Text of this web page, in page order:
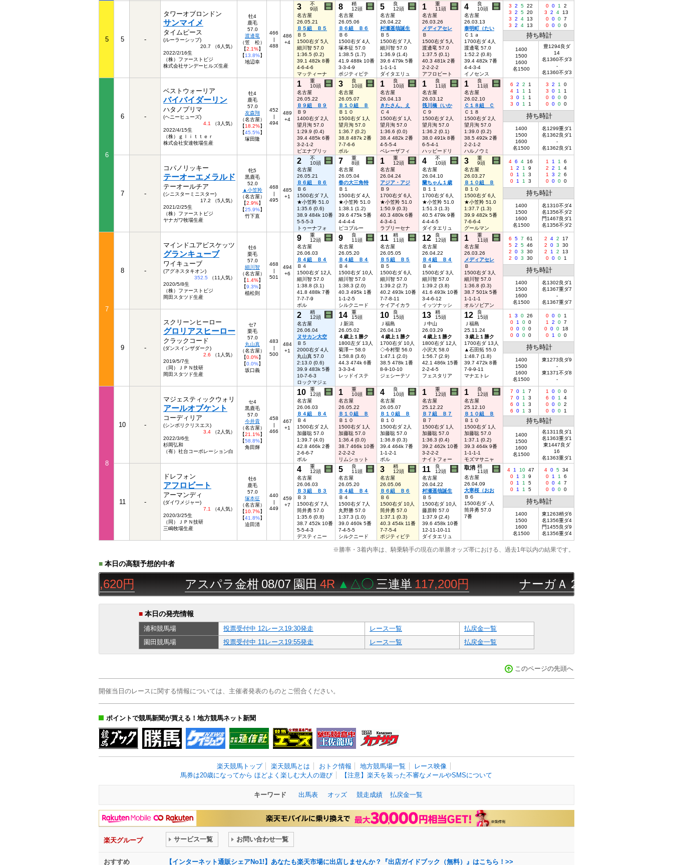
5 5 -
タワーオブロンドン
サンマイメ
タイムピース
(ルーラーシップ)
20.7 （6人気）
2022/2/16生
（株）ファーストビジ
株式会社サンデーヒルズ生産
牡4
鹿毛
57.0
渡邊竜
（笠 松）
【2.1%】
【13.8%】
地辺幸
466
|
488
486
+4
3
不
9頭
名古屋
26.05.21
Ｂ５組 Ｂ５
Ｂ５
1500右ダ 5人
細川智 57.0
1:36.5 (0.2)
39.1 482k 8番
4-6-4-6
マッティーナ
8
稍
12頭
名古屋
26.05.06
Ｂ６組 Ｂ６
Ｂ６
1500右ダ 4人
塚本征 57.0
1:38.5 (1.7)
41.9 488k 10番
3-3-4-9
ポジティビテ
5
良
12頭
名古屋
26.04.22
村瀬遥哉誕生
Ｂ５
1500右ダ 7人
細川智 57.0
1:36.9 (1.4)
39.6 479k 5番
1-1-1-1
ダイタエリュ
1
重
11頭
名古屋
26.03.26
メディアセレ
Ｂ
1500右ダ 5人
渡邊竜 57.0
1:37.5 (0.1)
40.3 481k 2番
2-2-2-2
アフロビート
4
良
10頭
名古屋
26.03.13
泰明町（たい
Ｃ１ａ
1700右ダ 4人
渡邊竜 57.0
1:52.2 (0.8)
39.4 482k 7番
4-4-3-4
イノセンス
3 2 5 22
3
2 5 20
3
2 4
13
3
2 4 13
0 0 1
2
3
2 4
13
0 0 0 7
0 0 0 0
持ち時計
1400
1500
1600
名1500
豊1294良ダ
14
名1360不ダ3
-
名1360不ダ3
6
6 -
ベストウォーリア
バイバイダーリン
ハタノプリマ
(ヘニーヒューズ)
4.1
（3人気）
2022/4/15生
（株）ｇｌｉｔｔｅｒ
株式会社安達牧場生産
牡4
鹿毛
57.0
友森翔
（名古屋）
【18.2%】
【45.5%】
塚田隆
452
|
494
489
+4
1
重
10頭
名古屋
26.05.22
Ｂ９組 Ｂ９
Ｂ９
1400右ダ 2人
望月洵 57.0
1:29.9 (0.4)
39.4 485k 6番
3-2-1-2
ピエナブリッ
3
良
10頭
名古屋
26.05.07
Ｂ１０組 Ｂ
Ｂ１０
1500右ダ 1人
望月洵 57.0
1:36.7 (0.2)
38.8 487k 2番
7-7-6-6
ボル
1
良
10頭
名古屋
26.04.13
きたさん、え
Ｃ４
1500右ダ 1人
望月洵 57.0
1:36.6 (0.0)
38.4 482k 2番
4-5-5-4
ベレーザフィ
1
良
11頭
名古屋
26.03.12
筏川橋（いか
Ｃ９
1500右ダ 2人
望月洵 57.0
1:36.2 (0.1)
38.0 491k 8番
6-5-4-1
ハッピードリ
1
良
11頭
名古屋
26.02.10
Ｃ１８組 Ｃ
Ｃ１８
1500右ダ 2人
望月洵 57.0
1:39.0 (0.2)
38.5 492k 2番
2-2-1-2
ハルノウミ
6 2 2
1
4
1 1
1
3
0 1
1
3
0 1 1
3 2 1
0
3
0 1
1
0 0 0 0
0 0 0 0
持ち時計
1400
1500
1600
名1500
名1299重ダ1
名1362良ダ1
-
名1362良ダ1
7 -
コパノリッキー
テーオーエメラルド
テーオールチア
(シニスターミニスター)
17.2 （5人気）
2021/2/25生
（株）ファーストビジ
ヤナガワ牧場生産
牝5
黒鹿毛
52.0
▲小笠羚
（名古屋）
【2.9%】
【25.9%】
竹下直
468
|
495
485
+1
2
不
10頭
名古屋
26.05.21
Ｂ６組 Ｂ６
Ｂ６
1500右ダ 7人
★小笠羚 51.0
1:35.6 (0.6)
38.9 484k 10番
5-5-5-3
トゥーナフォ
7
重
8頭
名古屋
26.05.04
春の大三角特
Ｂ１
1500右ダ 4人
★小笠羚 51.0
1:38.1 (1.2)
39.6 475k 5番
4-4-4-4
ピコブルー
1
重
12頭
名古屋
26.04.24
アジア・アジ
Ｂ９
1700右ダ 6人
★小笠羚 51.0
1:50.9 (0.3)
40.3 480k 6番
4-3-4-1
ラブリーセナ
4
不
10頭
名古屋
26.04.10
蘭ちゃん１歳
Ｂ１１
1700右ダ 6人
★小笠羚 51.0
1:51.3 (1.3)
40.5 479k 9番
4-4-4-5
ダイタエリュ
3
重
9頭
名古屋
26.03.27
Ｂ１０組 Ｂ
Ｂ１０
1500右ダ 6人
★小笠羚 51.0
1:37.7 (1.3)
39.9 482k 5番
7-6-6-4
グールマン
4 6 4
16
1
2 1
9
0
1 1
3
0
1 1 3
1 1 1
6
2
2 1
4
1
3 2
6
0 0 0 0
持ち時計
1400
1500
1600
名1500
名1310不ダ4
名1356不ダ2
門1467良ダ1
名1356不ダ2
7
8 -
マインドユアビスケッツ
グランキューブ
ワイキューブ
(アグネスタキオン)
352.5 （11人気）
2020/5/8生
（株）ファーストビジ
岡田スタツド生産
牡6
栗毛
57.0
細川智
（名古屋）
【1.4%】
【9.3%】
植松則
468
|
501
494
+6
9
重
12頭
名古屋
26.06.03
Ｂ４組 Ｂ４
Ｂ４
1500右ダ 12人
細川智 57.0
1:38.8 (3.1)
41.8 488k 7番
7-7-7-9
ボル
9
良
11頭
名古屋
26.05.20
Ｂ４組 Ｂ４
Ｂ４
1500右ダ 10人
細川智 57.0
1:38.3 (2.0)
40.3 495k 1番
1-1-2-5
シルクニード
11
稍
11頭
名古屋
26.05.05
Ｂ５組 Ｂ５
Ｂ５
1500右ダ 6人
細川智 57.0
1:39.2 (2.7)
40.2 493k 10番
7-7-8-11
ケイアイカラ
12
良
12頭
名古屋
26.04.22
Ｂ４組 Ｂ４
Ｂ４
1500右ダ 3人
細川智 57.0
1:39.2 (3.8)
41.6 493k 10番
3-4-6-12
イッツナッシ
1
重
11頭
名古屋
26.03.26
メディアセレ
Ｂ
1500右ダ 3人
細川智 57.0
1:36.8 (0.3)
38.7 501k 5番
1-1-1-1
オルソビアン
6 5 7
61
5 2 5 46
2
0 3
30
2
0 3 30
2 4 2
17
2
0 3
30
2
1 2
13
0 0 0 1
持ち時計
1400
1500
1600
名1500
名1302良ダ1
名1367重ダ7
-
名1367重ダ7
9 -
スクリーンヒーロー
グロリアスヒーロー
クラックコード
(ダンスインザダーク)
2.6 （1人気）
2019/5/7生
（同）ＪＰＮ技研
岡田スタツド生産
セ7
栗毛
57.0
丸山真
（名古屋）
【0.0%】
【0.0%】
坂口義
483
|
500
484
+1
2
稍
12頭
名古屋
26.06.04
ヌサカン大空
Ｂ５
2000右ダ 4人
丸山真 57.0
2:13.0 (0.6)
39.9 483k 5番
10-7-6-3
ロックマジェ
14
重
15頭
Ｊ新潟
26.05.02
４歳上１勝ク
1800左ダ 13人
菊澤一 58.0
1:58.8 (3.6)
44.3 474k 6番
3-3-3-4
レッドイステ
10
良
15頭
Ｊ福島
26.04.19
４歳上１勝ク
1700右ダ 10人
◇今村聖 56.0
1:47.1 (2.0)
38.5 478k 1番
8-9-10-10
ジェシーテソ
13
稍
15頭
Ｊ中山
26.03.29
４歳上１勝ク
1800右ダ 12人
小沢大 58.0
1:56.7 (2.9)
42.1 486k 15番
2-2-4-5
フェスタリア
12
良
15頭
Ｊ福島
25.11.24
３歳上１勝ク
1700右ダ 13人
▲石田拓 55.0
1:48.7 (1.8)
39.7 472k 8番
7-9-9-11
マナエトレ
1 3 0 26
0
1 0 0
0 0 0 0
0 0 0 0
0 0 0
1
1
2 0 7
0 0 0
18
0
1 0 0
持ち時計
1400
1500
1600
名1500
東1273良ダ9
-
東1371不ダ8
-
8
10 -
マジェスティックウォリ
アールオブケント
コーディリア
(シンボリクリスエス)
3.4 （2人気）
2022/3/6生
杉岡弘和
（有）社台コーポレーション白
セ4
黒鹿毛
57.0
今井貴
（名古屋）
【21.1%】
【58.8%】
角田輝
458
|
466
467
+1
10
重
12頭
名古屋
26.06.03
Ｂ４組 Ｂ４
Ｂ４
1500右ダ 2人
加藤聡 57.0
1:39.7 (4.0)
42.8 466k 2番
2-6-6-7
ボル
1
重
10頭
名古屋
26.05.22
Ｂ１０組 Ｂ
Ｂ１０
1500右ダ 1人
加藤聡 57.0
1:36.4 (0.0)
38.7 466k 10番
2-2-2-2
リムショット
4
良
10頭
名古屋
26.05.07
Ｂ１０組 Ｂ
Ｂ１０
1500右ダ 2人
加藤聡 57.0
1:36.8 (0.3)
39.4 464k 7番
1-1-2-1
ボル
1
重
12頭
名古屋
25.12.22
Ｂ７組 Ｂ７
Ｂ７
1500右ダ 1人
加藤聡 57.0
1:36.3 (0.4)
39.2 462k 10番
3-2-2-2
ナイトフォー
1
良
12頭
名古屋
25.12.10
Ｂ１０組 Ｂ
Ｂ１０
1500右ダ 1人
加藤聡 57.0
1:37.1 (0.2)
39.3 464k 9番
1-1-1-1
モズマサニャ
7 0 1
7
7
0 1
3
6
0 1
3
6
0 1 3
1 0 0 0
6
0 1
4
0 0 0 2
0 0 0 1
持ち時計
1400
1500
1600
名1500
名1311良ダ1
名1363重ダ1
東1447良ダ
16
名1363重ダ1
11 -
ドレフォン
アフロビート
アーマンディ
(ダイワメジャー)
7.1
（4人気）
2020/3/25生
（同）ＪＰＮ技研
三嶋牧場生産
牡6
鹿毛
57.0
塚本征
（名古屋）
【10.7%】
【41.8%】
迫田清
440
|
449
459
+7
4
重
12頭
名古屋
26.06.03
Ｂ３組 Ｂ３
Ｂ３
1500右ダ 7人
筒井勇 57.0
1:35.6 (0.8)
38.7 452k 10番
5-5-4-3
デスティニー
5
良
11頭
名古屋
26.05.20
Ｂ４組 Ｂ４
Ｂ４
1500右ダ 7人
丸野勝 57.0
1:37.3 (1.0)
39.0 460k 5番
7-4-5-5
シルクニード
3
稍
12頭
名古屋
26.05.06
Ｂ６組 Ｂ６
Ｂ６
1500右ダ 10人
筒井勇 57.0
1:37.1 (0.3)
40.3 454k 11番
7-7-5-4
ポジティビテ
11
良
12頭
名古屋
26.04.22
村瀬遥哉誕生
Ｂ５
1500右ダ 10人
藤原幹 57.0
1:37.9 (2.4)
39.6 458k 10番
12-11-10-11
ダイタエリュ
取消 稍
11頭
名古屋
26.04.09
大寒桜（おお
Ｂ６
1500右ダ -人
筒井勇 57.0
7番
4 1 10 47
0
1 3
9
0
1 1
5
0
1 1 5
4 0 5 34
0
1 1
6
0 0 4 7
0 0 0 0
持ち時計
1400
1500
1600
名1500
東1263稍ダ6
名1356重ダ4
門1455良ダ9
名1356重ダ4
※勝率・3着内率は、騎乗騎手の現在の単勝オッズ帯における、過去1年以内の結果です。
■ 本日の高額予想的中者
44,620円 アスパラ金柑08/07 園田4R ▲△◯三連単117,200円 ナーガＡ２４08/07
■ 本日の発売情報
浦和競馬場 投票受付中 12レース19:30発走 レース一覧
払戻金一覧
園田競馬場 投票受付中 11レース19:55発走 レース一覧 払戻金一覧
このページの先頭へ
開催当日のレースに関する情報については、主催者発表のものとご照合ください。
ポイントで競馬新聞が買える！地方競馬ネット新聞
楽天競馬トップ 楽天競馬とは おトク情報 地方競馬場一覧
レース映像
馬券は20歳になってから ほどよく楽しむ大人の遊び
【注意】楽天を装った不審なメールやSMSについて
キーワード 出馬表 オッズ 競走成績 払戻金一覧
楽天グループ サービス一覧 お問い合わせ一覧
おすすめ 【インターネット通販シェアNo1!】あなたも楽天市場に出店しませんか？『出店ガイドブック（無料）』はこちら！>>